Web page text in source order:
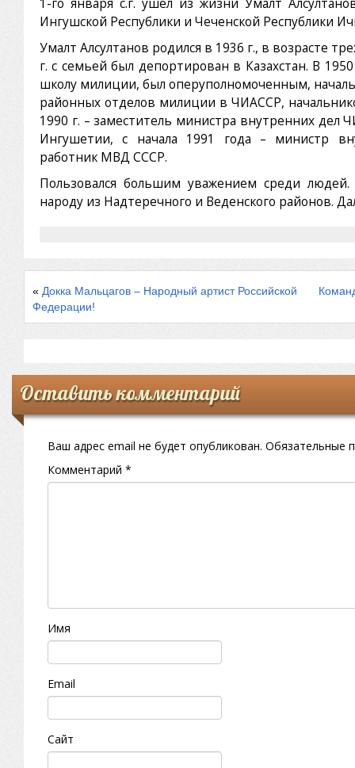
1-го января с.г. ушел из жизни Умалт
Ингушской Республики и Чеченской Республики
Умалт Алсултанов родился в 1936 г., в возрасте
г. с семьей был депортирован в Казахстан. В
школу милиции, был оперуполномоченным,
районных отделов милиции в ЧИАССР,
1990 г. – заместитель министра внутренних
Ингушетии, с начала 1991 года – министр
работник МВД СССР.
Пользовался большим уважением среди
народу из Надтеречного и Веденского районов.
« Докка Мальцагов – Народный артист Российской
Федерации!
Оставить комментарий
Ваш адрес email не будет опубликован. Обязательные
Комментарий *
Имя
Email
Сайт